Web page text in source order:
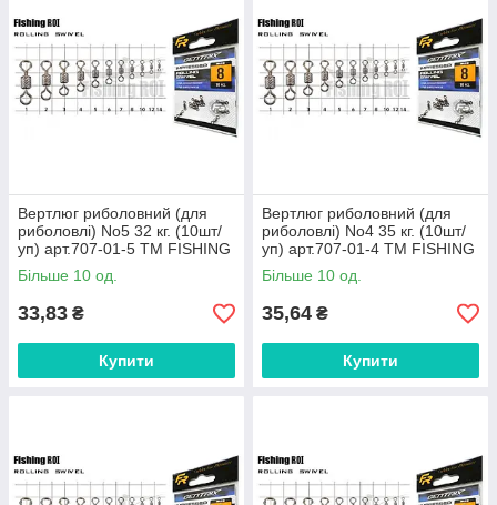
Вертлюг риболовний (для
риболовлі) No5 32 кг. (10шт/
уп) арт.707-01-5 ТМ FISHING
ROI FG
Більше 10 од.
33,83 ₴
Купити
Вертлюг риболовний (для
риболовлі) No4 35 кг. (10шт/
уп) арт.707-01-4 ТМ FISHING
ROI FG
Більше 10 од.
35,64 ₴
Купити